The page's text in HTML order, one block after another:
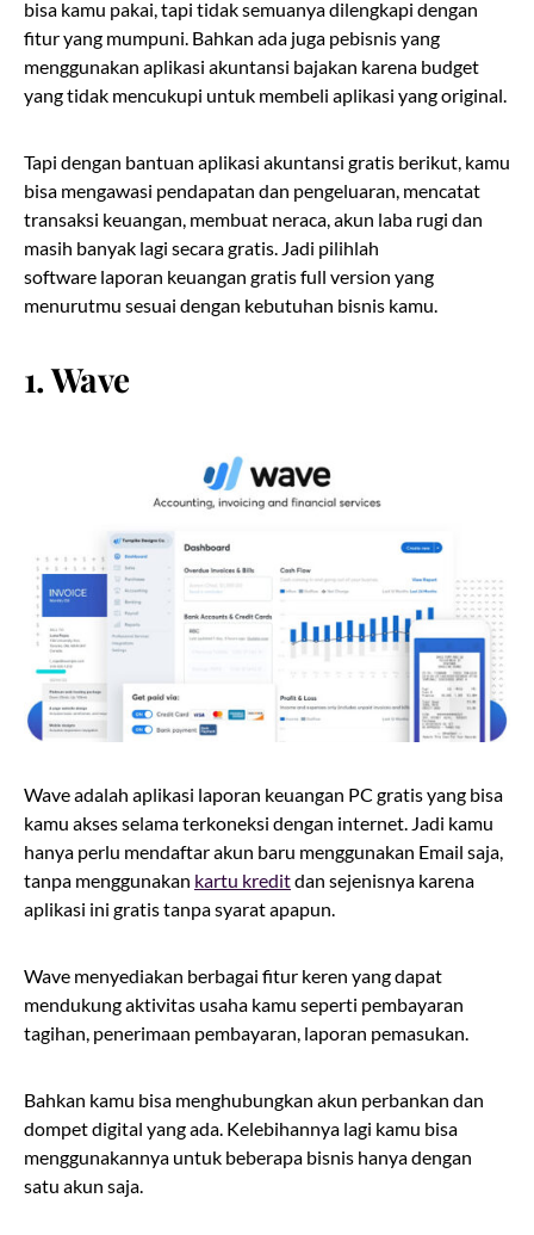
bisa kamu pakai, tapi tidak semuanya dilengkapi dengan
fitur yang mumpuni. Bahkan ada juga pebisnis yang
menggunakan aplikasi akuntansi bajakan karena budget
yang tidak mencukupi untuk membeli aplikasi yang original.
Tapi dengan bantuan aplikasi akuntansi gratis berikut, kamu
bisa mengawasi pendapatan dan pengeluaran, mencatat
transaksi keuangan, membuat neraca, akun laba rugi dan
masih banyak lagi secara gratis. Jadi pilihlah
software laporan keuangan gratis full version yang
menurutmu sesuai dengan kebutuhan bisnis kamu.
1. Wave
Wave adalah aplikasi laporan keuangan PC gratis yang bisa
kamu akses selama terkoneksi dengan internet. Jadi kamu
hanya perlu mendaftar akun baru menggunakan Email saja,
tanpa menggunakan kartu kreditdan sejenisnya karena
aplikasi ini gratis tanpa syarat apapun.
Wave menyediakan berbagai fitur keren yang dapat
mendukung aktivitas usaha kamu seperti pembayaran
tagihan, penerimaan pembayaran, laporan pemasukan.
Bahkan kamu bisa menghubungkan akun perbankan dan
dompet digital yang ada. Kelebihannya lagi kamu bisa
menggunakannya untuk beberapa bisnis hanya dengan
satu akun saja.